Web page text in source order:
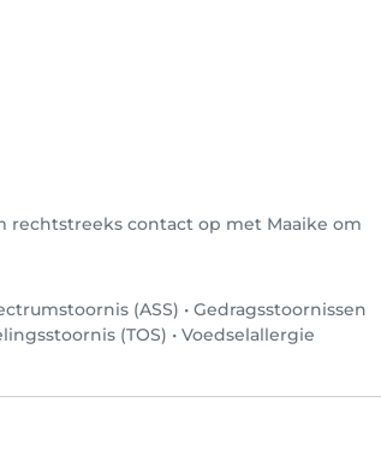
rechtstreeks contact op met Maaike om
(ASS) • Gedragsstoornissen
(TOS) • Voedselallergie